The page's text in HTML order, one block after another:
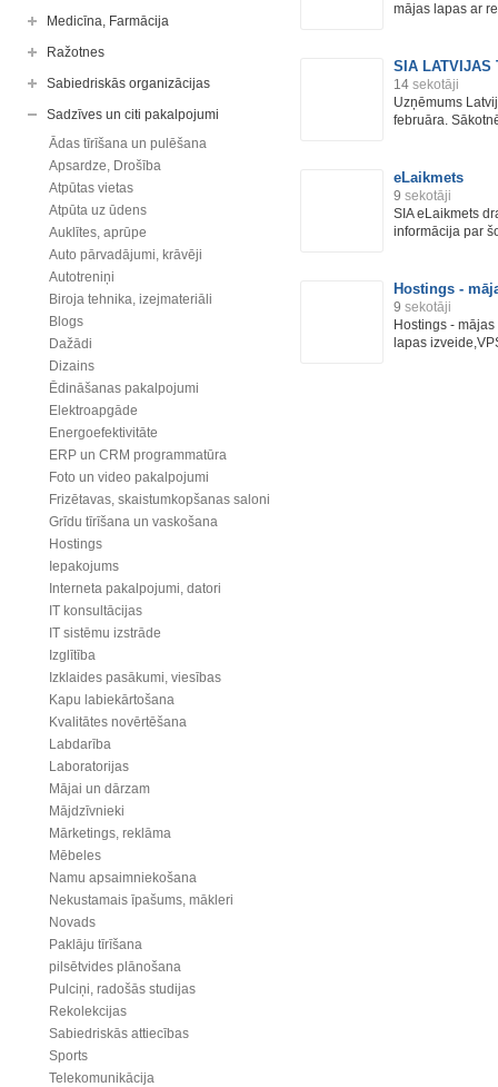
Medicīna, Farmācija
Ražotnes
Sabiedriskās organizācijas
Sadzīves un citi pakalpojumi
Ādas tīrīšana un pulēšana
Apsardze, Drošība
Atpūtas vietas
Atpūta uz ūdens
Auklītes, aprūpe
Auto pārvadājumi, krāvēji
Autotreniņi
Biroja tehnika, izejmateriāli
Blogs
Dažādi
Dizains
Ēdināšanas pakalpojumi
Elektroapgāde
Energoefektivitāte
ERP un CRM programmatūra
Foto un video pakalpojumi
Frizētavas, skaistumkopšanas saloni
Grīdu tīrīšana un vaskošana
Hostings
Iepakojums
Interneta pakalpojumi, datori
IT konsultācijas
IT sistēmu izstrāde
Izglītība
Izklaides pasākumi, viesības
Kapu labiekārtošana
Kvalitātes novērtēšana
Labdarība
Laboratorijas
Mājai un dārzam
Mājdzīvnieki
Mārketings, reklāma
Mēbeles
Namu apsaimniekošana
Nekustamais īpašums, mākleri
Novads
Paklāju tīrīšana
pilsētvides plānošana
Pulciņi, radošās studijas
Rekolekcijas
Sabiedriskās attiecības
Sports
Telekomunikācija
mājas lapas ar
SIA LATVIJAS
14 sekotāji
Uzņēmums
februāra.
eLaikmets
9 sekotāji
SIA eLaikmets
informācija par
Hostings -
9 sekotāji
Hostings -
lapas